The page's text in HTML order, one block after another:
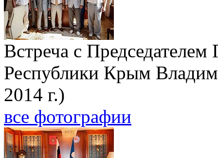
Встреча с Председателем
Республики Крым
2014 г.)
все фотографии